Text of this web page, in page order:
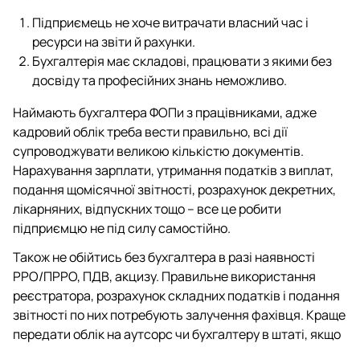
Підприємець не хоче витрачати власний час і
ресурси на звіти й рахунки.
Бухгалтерія має складові, працювати з якими без
досвіду та професійних знань неможливо.
Наймають бухгалтера ФОПи з працівниками, адже
кадровий облік треба вести правильно, всі дії
супроводжувати великою кількістю документів.
Нарахування зарплати, утримання податків з виплат,
подання щомісячної звітності, розрахунок декретних,
лікарняних, відпускних тощо – все це робити
підприємцю не під силу самостійно.
Також не обійтись без бухгалтера в разі наявності
РРО/ПРРО, ПДВ, акцизу. Правильне використання
реєстратора, розрахунок складних податків і подання
звітності по них потребують залучення фахівця. Краще
передати облік на аутсорс чи бухгалтеру в штаті, якщо